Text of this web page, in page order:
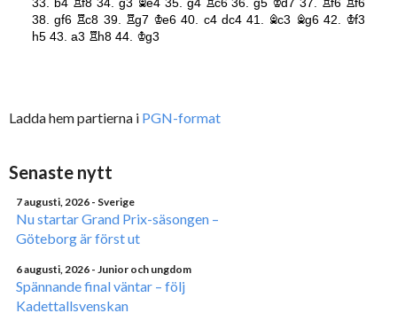
Ladda hem partierna i PGN-format
Senaste nytt
7 augusti, 2026 - Sverige
Nu startar Grand Prix-säsongen –
Göteborg är först ut
6 augusti, 2026 - Junior och ungdom
Spännande final väntar – följ
Kadettallsvenskan